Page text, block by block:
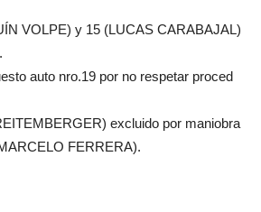
VOLPE) y 15 (LUCAS CARABAJAL)
auto nro.19 por no respetar proced
excluido por maniobra
FERRERA).